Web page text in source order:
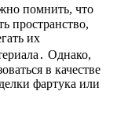
помнить, что
пространство,
их
Однако,
в качестве
фартука или